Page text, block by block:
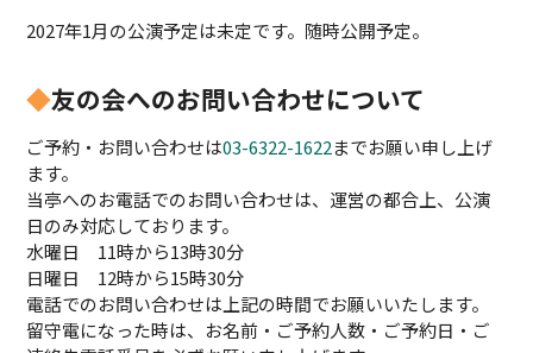
2027年1月の公演予定は未定です。随時公開予定。
◆友の会へのお問い合わせについて
ご予約・お問い合わせは03-6322-1622までお願い申し上げ
ます。
当亭へのお電話でのお問い合わせは、運営の都合上、公演
日のみ対応しております。
水曜日 11時から13時30分
日曜日 12時から15時30分
電話でのお問い合わせは上記の時間でお願いいたします。
留守電になった時は、お名前・ご予約人数・ご予約日・ご